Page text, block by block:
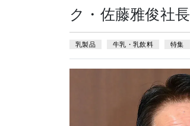
ク・佐藤雅俊社長
乳製品 牛乳・乳飲料 特集